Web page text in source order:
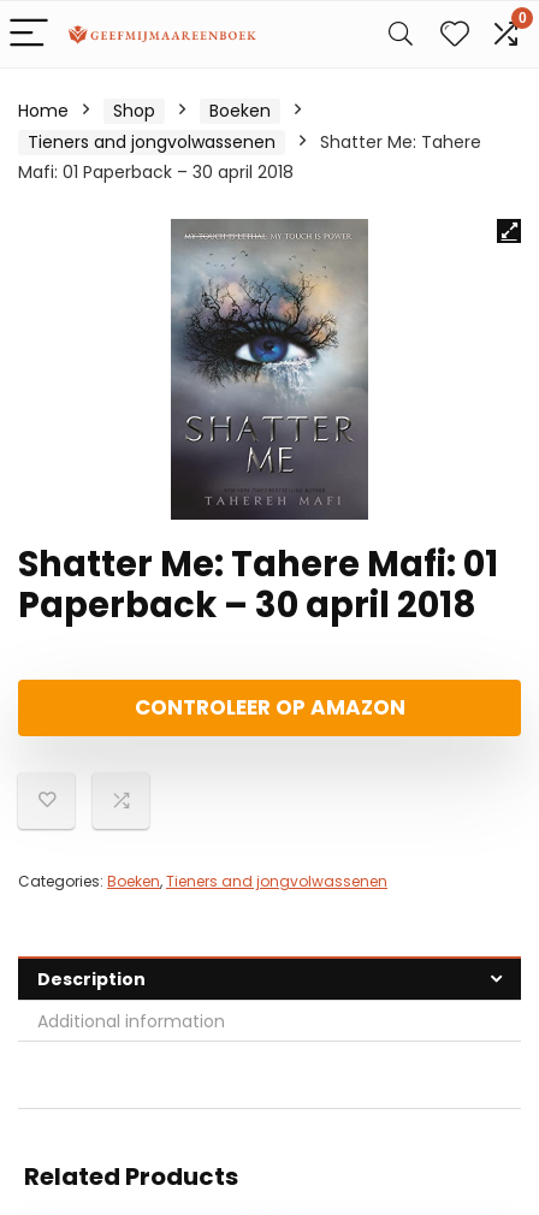
0
Home Shop
Boeken
Tieners and jongvolwassenen
Shatter Me: Tahere
Mafi: 01 Paperback – 30 april 2018
Shatter Me: Tahere Mafi: 01
Paperback – 30 april 2018
CONTROLEER OP AMAZON
Categories: Boeken,Tieners and jongvolwassenen
Description
Additional information
Related Products